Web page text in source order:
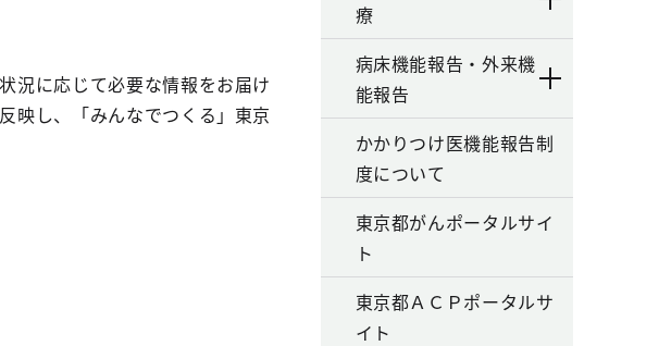
況に応じて必要な情報をお届け
映し、「みんなでつくる」東京
療
病床機能報告・外来機
能報告
かかりつけ医機能報告制
度について
東京都がんポータルサイ
ト
東京都ＡＣＰポータルサ
イト